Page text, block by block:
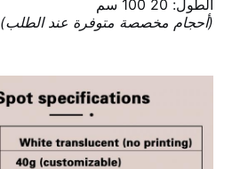
الطول: 20 ̊100 سم
(أحجام مخصصة متوفرة عند الطلب)